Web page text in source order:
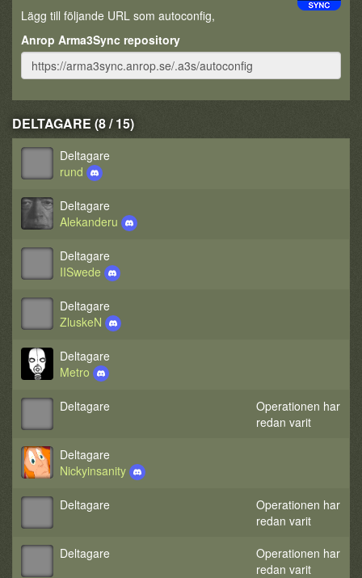
Lägg till följande URL som autoconfig,
Anrop Arma3Sync repository
DELTAGARE (8 / 15)
Deltagare
rund
Deltagare
Alekanderu
Deltagare
IISwede
Deltagare
ZluskeN
Deltagare
Metro
Deltagare
Operationen har
redan varit
Deltagare
Nickyinsanity
Deltagare
Operationen har
redan varit
Deltagare
Operationen har
redan varit